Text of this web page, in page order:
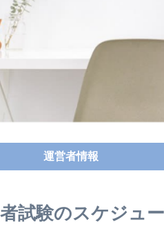
運営者情報
試験のスケジュ